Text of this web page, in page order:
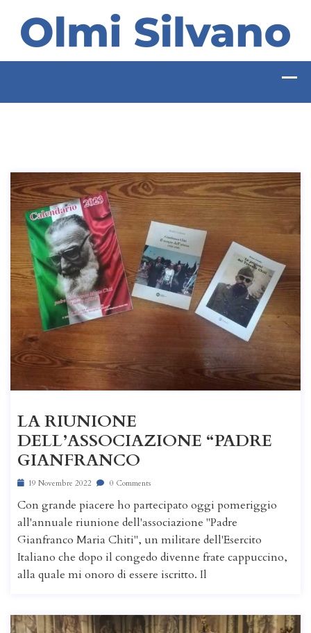
LA RIUNIONE
DELL’ASSOCIAZIONE “PADRE
GIANFRANCO
19 Novembre 2022 0 Comments
Con grande piacere ho partecipato oggi pomeriggio
all'annuale riunione dell'associazione "Padre
Gianfranco Maria Chiti", un militare dell'Esercito
Italiano che dopo il congedo divenne frate cappuccino,
alla quale mi onoro di essere iscritto. Il